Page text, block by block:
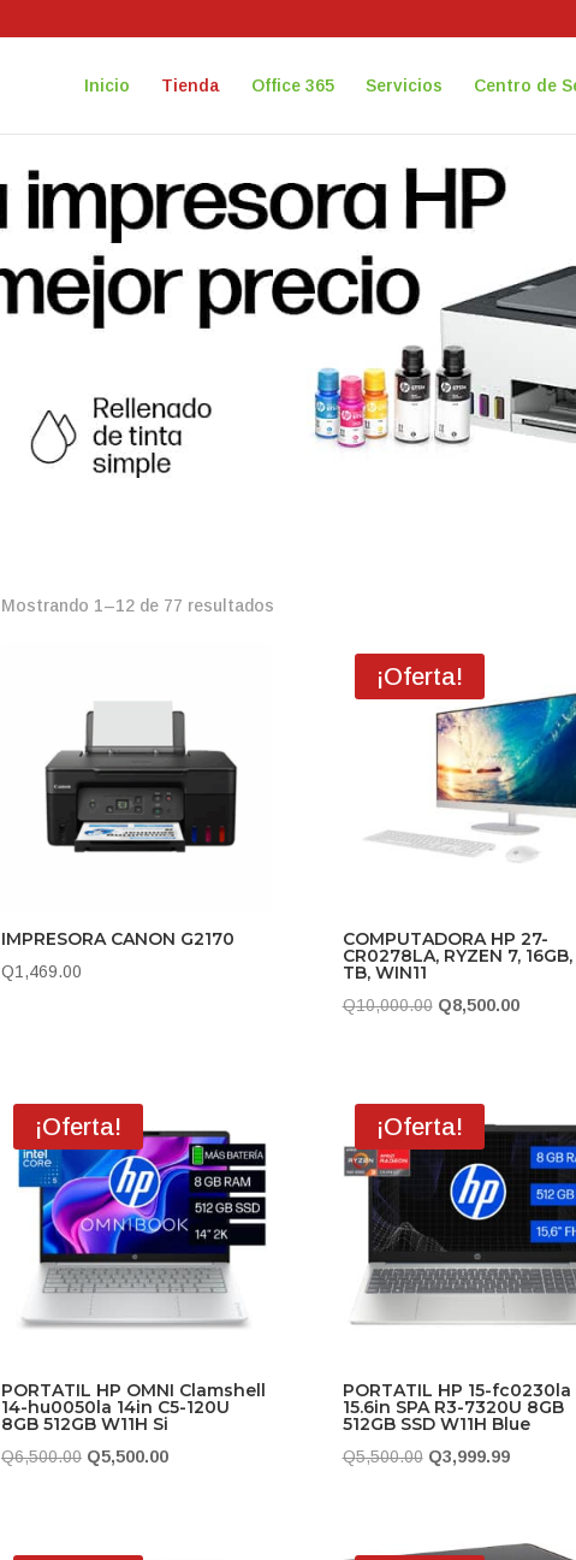
Inicio Tienda Office 365 Servicios Centro de
Mostrando 1–12 de 77 resultadosOrdenado
popularidad
IMPRESORA CANON G2170
Q1,469.00
¡Oferta!
COMPUTADORA HP 27-
CR0278LA, RYZEN 7, 16GB,
TB, WIN11
Q10,000.00 El
Q10,000.00.
Q8,500.00El
¡Oferta!
PORTATIL HP OMNI Clamshell
14-hu0050la 14in C5-120U
8GB 512GB W11H Si
Q6,500.00 El
Q5,500.00El
¡Oferta!
PORTATIL HP 15-fc0230la
15.6in SPA R3-7320U 8GB
512GB SSD W11H Blue
Q5,500.00 El
era:
Q3,999.99El
es: